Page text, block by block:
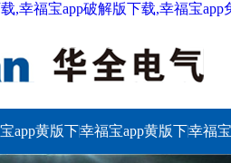
,幸福宝app破解版下载,幸福宝app
app黄版下幸福宝app黄版下幸福